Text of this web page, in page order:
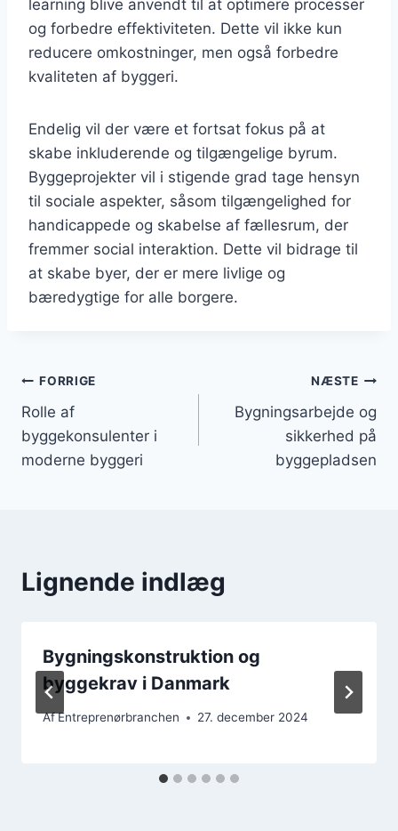
learning blive anvendt til at optimere processer
og forbedre effektiviteten. Dette vil ikke kun
reducere omkostninger, men også forbedre
kvaliteten af byggeri.
Endelig vil der være et fortsat fokus på at
skabe inkluderende og tilgængelige byrum.
Byggeprojekter vil i stigende grad tage hensyn
til sociale aspekter, såsom tilgængelighed for
handicappede og skabelse af fællesrum, der
fremmer social interaktion. Dette vil bidrage til
at skabe byer, der er mere livlige og
bæredygtige for alle borgere.
Indlægsnavigation
FORRIGE
Rolle af
byggekonsulenter i
moderne byggeri
NÆSTE
Bygningsarbejde og
sikkerhed på
byggepladsen
Lignende indlæg
Bygningskonstruktion og
byggekrav i Danmark
AfEntreprenørbranchen 27. december 2024